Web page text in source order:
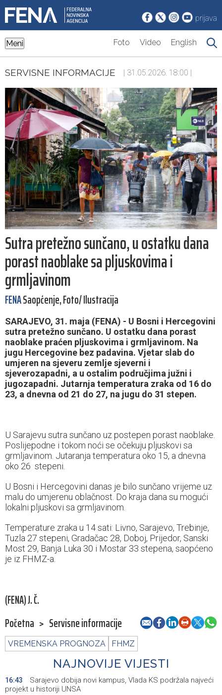
prijava
Meni Foto Video English
SERVISNE INFORMACIJE | 31.05.2026. 18:00 |
Sutra pretežno sunčano, u ostatku dana
porast naoblake sa pljuskovima i
grmljavinom
FENASaopćenje, Foto/ Ilustracija
SARAJEVO, 31. maja (FENA) - U Bosni i Hercegovini
sutra pretežno sunčano. U ostatku dana porast
naoblake praćen pljuskovima i grmljavinom. Na
jugu Hercegovine bez padavina. Vjetar slab do
umjeren na sjeveru zemlje sjeverni i
sjeverozapadni, a u ostalim područjima južni i
jugozapadni. Jutarnja temperatura zraka od 16 do
23, a dnevna od 21 do 27, na jugu do 31 stepen.
U Sarajevu sutra sunčano uz postepen porast naoblake.
Poslijepodne i tokom noći se očekuju pljuskovi sa
grmljavinom. Jutaranja temperatura oko 15, a dnevna
oko 26 stepeni.
U Bosni i Hercegovini danas je bilo sunčano vrijeme uz
malu do umjerenu oblačnost. Do kraja dana su mogući
lokalni pljuskovi sa grmljavinom.
Temperature zraka u 14 sati: Livno, Sarajevo, Trebinje,
Tuzla 27 stepeni, Gradačac 28, Doboj, Prijedor, Sanski
Most 29, Banja Luka 30 i Mostar 33 stepena, saopćeno
je iz FHMZ-a.
(FENA) J. Č.
Početna > Servisne informacije
VREMENSKA PROGNOZA FHMZ
NAJNOVIJE VIJESTI
16:43
Sarajevo dobija novi kampus, Vlada KS podržala najveći
projekt u historiji UNSA